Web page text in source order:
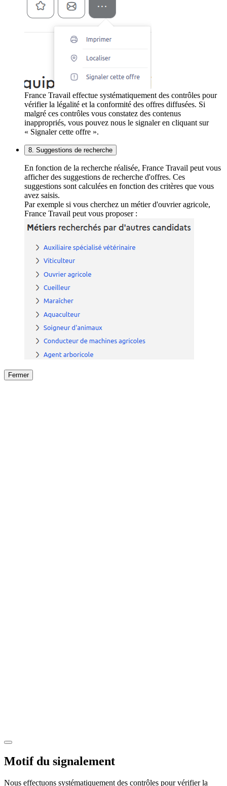
France Travail effectue systématiquement des contrôles pour
vérifier la légalité et la conformité des offres diffusées. Si
malgré ces contrôles vous constatez des contenus
inappropriés, vous pouvez nous le signaler en cliquant sur
« Signaler cette offre ».
8. Suggestions de recherche
En fonction de la recherche réalisée, France Travail peut vous
afficher des suggestions de recherche d'offres. Ces
suggestions sont calculées en fonction des critères que vous
avez saisis.
Par exemple si vous cherchez un métier d'ouvrier agricole,
France Travail peut vous proposer :
Fermer
Motif du signalement
Nous effectuons systématiquement des contrôles pour vérifier la